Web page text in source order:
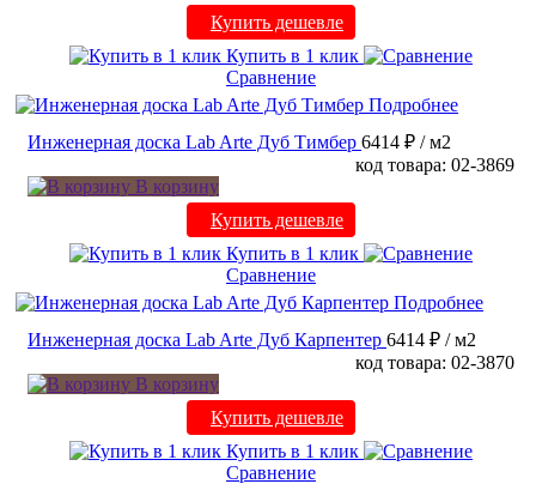
Купить дешевле
Купить в 1 клик
Сравнение
Подробнее
Инженерная доска Lab Arte Дуб Тимбер 6414 ₽ / м2
код товара: 02-3869
В корзину
Купить дешевле
Купить в 1 клик
Сравнение
Подробнее
Инженерная доска Lab Arte Дуб Карпентер 6414 ₽ / м2
код товара: 02-3870
В корзину
Купить дешевле
Купить в 1 клик
Сравнение